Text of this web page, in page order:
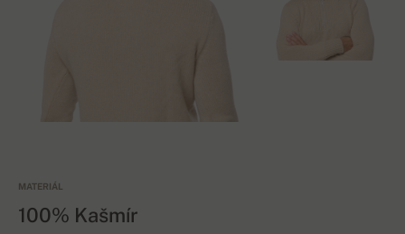
MATERIÁL
100% Kašmír